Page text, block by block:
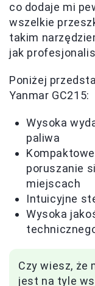
co dodaje mi
wszelkie
takim
jak
Poniżej
Yanmar GC215:
Wysoka
paliwa
poruszanie
miejscach
Intuicyjne
Wysoka
Czy wiesz, że
jest na tyle